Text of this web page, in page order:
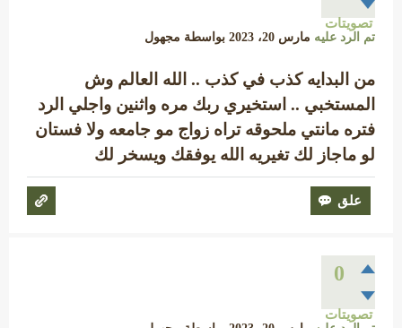
تصويتات
تم الرد عليه مارس 20، 2023 بواسطة مجهول
من البدايه كذب في كذب .. الله العالم وش
المستخبي .. استخيري ربك مره واثنين واجلي الرد
فتره مانتي ملحوقه تراه زواج مو جامعه ولا فستان
لو ماجاز لك تغيريه الله يوفقك ويسخر لك
0
تصويتات